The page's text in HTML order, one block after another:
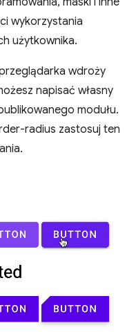
wykorzystania
użytkownika.
wdroży
napisać własny
modułu.
radius zastosuj ten